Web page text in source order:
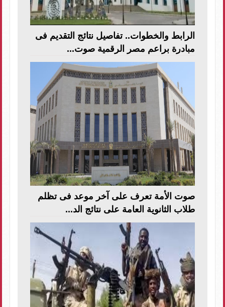
الرابط والخطوات.. تفاصيل نتائج التقديم فى
مبادرة براعم مصر الرقمية صوت...
صوت الأمة تعرف على آخر موعد فى تظلم
طلاب الثانوية العامة على نتائج الد...